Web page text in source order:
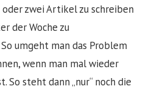
zwei Artikel zu schreiben
der Woche zu
umgeht man das Problem
wenn man mal wieder
So steht dann „nur“ noch die